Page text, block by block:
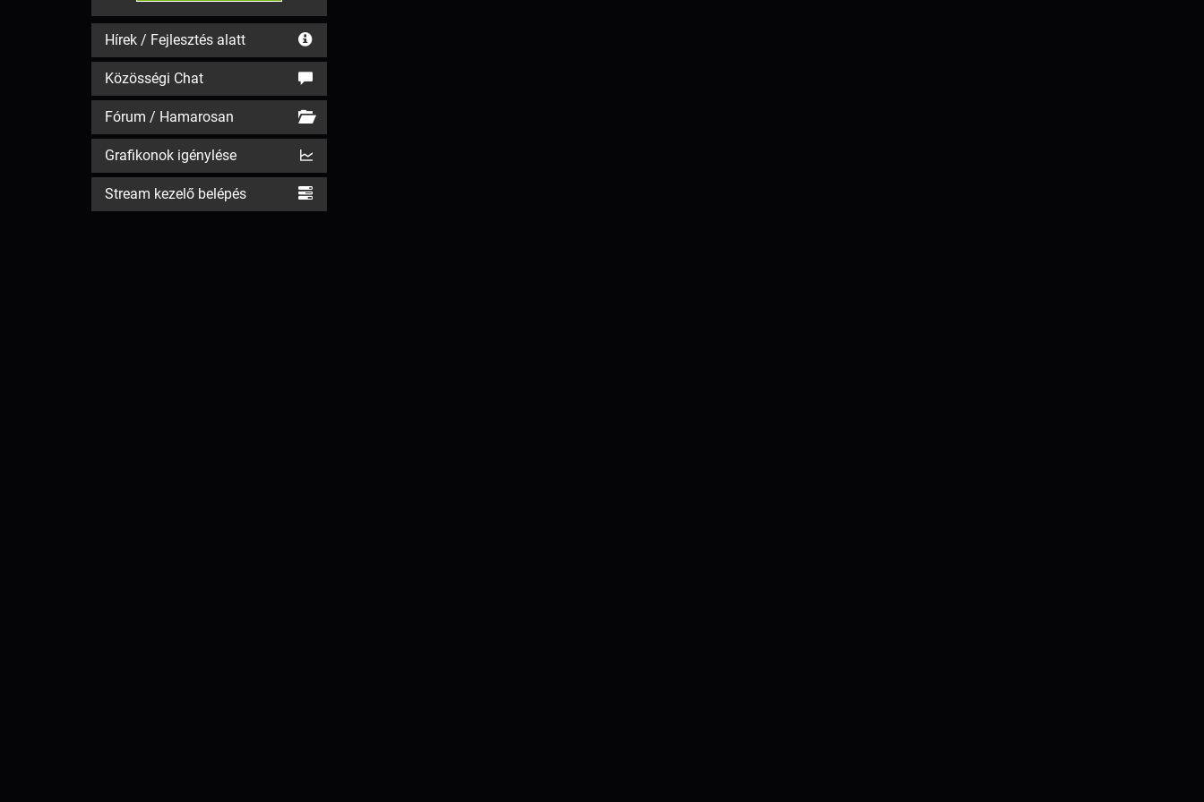
Hírek / Fejlesztés alatt
Közösségi Chat
Fórum / Hamarosan
Grafikonok igénylése
Stream kezelő belépés